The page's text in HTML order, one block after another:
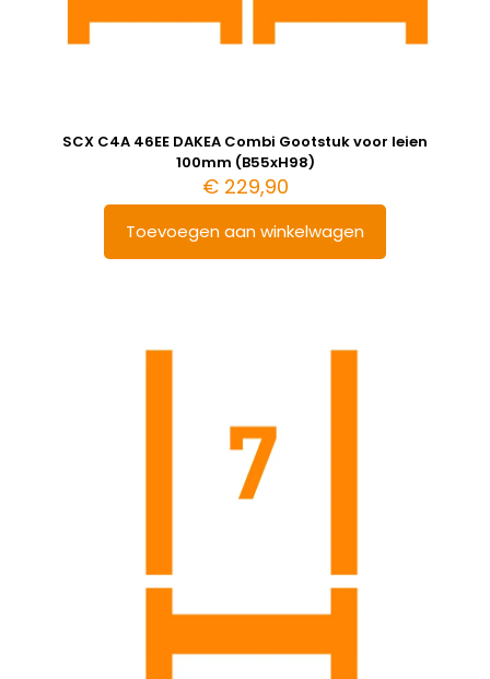
SCX C4A 46EE DAKEA Combi Gootstuk voor leien
100mm (B55xH98)
€229,90
Toevoegen aan winkelwagen